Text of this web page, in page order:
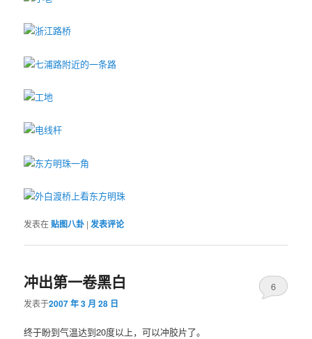
发表在贴图八卦 |发表评论
冲出第一卷黑白
发表于2007 年 3 月 28 日
6
终于盼到气温达到20度以上，可以冲胶片了。